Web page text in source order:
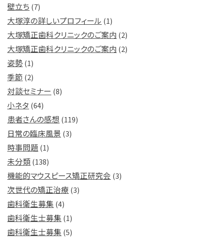
壁立ち (7)
大塚淳の詳しいプロフィール (1)
大塚矯正歯科クリニックのご案内 (2)
大塚矯正歯科クリニックのご案内 (2)
姿勢(1)
季節 (2)
対談セミナー (8)
小ネタ (64)
患者さんの感想 (119)
日常の臨床風景 (3)
時事問題 (1)
未分類(138)
機能的マウスピース矯正研究会 (3)
次世代の矯正治療 (3)
歯科衛生募集 (4)
歯科衛生士募集 (1)
歯科衛生士募集 (5)